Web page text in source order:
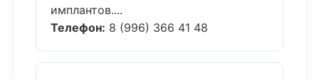
имплантов....
Телефон: 8 (996) 366 41 48